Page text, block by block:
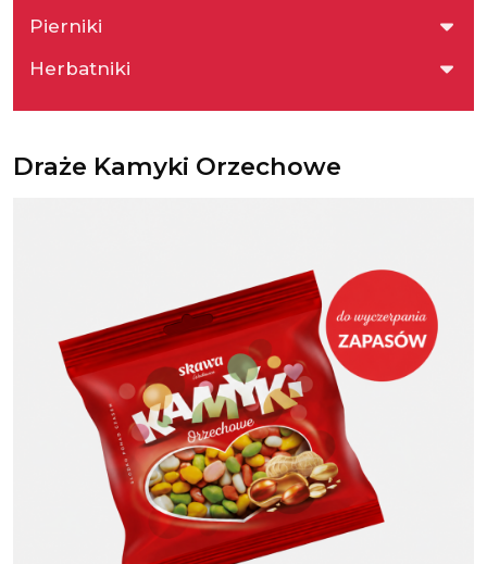
Pierniki
Herbatniki
Draże Kamyki Orzechowe